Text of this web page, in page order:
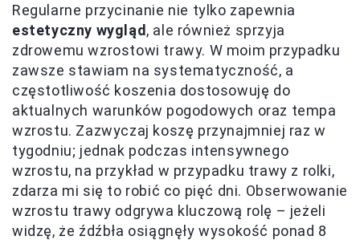
Regularne przycinanie nie tylko zapewnia
estetyczny wygląd , ale również sprzyja
zdrowemu wzrostowi trawy. W moim przypadku
zawsze stawiam na systematyczność, a
częstotliwość koszenia dostosowuję do
aktualnych warunków pogodowych oraz tempa
wzrostu. Zazwyczaj koszę przynajmniej raz w
tygodniu; jednak podczas intensywnego
wzrostu, na przykład w przypadku trawy z rolki,
zdarza mi się to robić co pięć dni. Obserwowanie
wzrostu trawy odgrywa kluczową rolę – jeżeli
widzę, że źdźbła osiągnęły wysokość ponad 8